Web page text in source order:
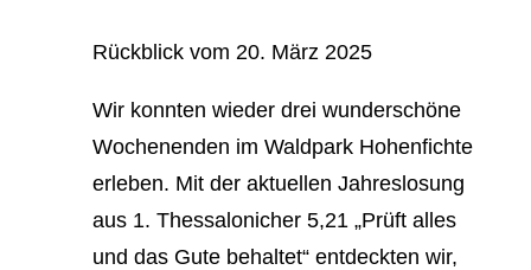
Rückblick vom 20. März 2025
Wir konnten wieder drei wunderschöne
Wochenenden im Waldpark Hohenfichte
erleben. Mit der aktuellen Jahreslosung
aus 1. Thessalonicher 5,21 „Prüft alles
und das Gute behaltet“ entdeckten wir,